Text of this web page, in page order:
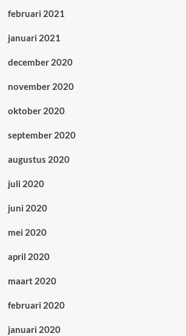
februari 2021
januari 2021
december 2020
november 2020
oktober 2020
september 2020
augustus 2020
juli 2020
juni 2020
mei 2020
april 2020
maart 2020
februari 2020
januari 2020